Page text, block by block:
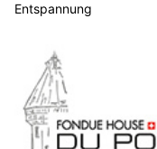
Entspannung